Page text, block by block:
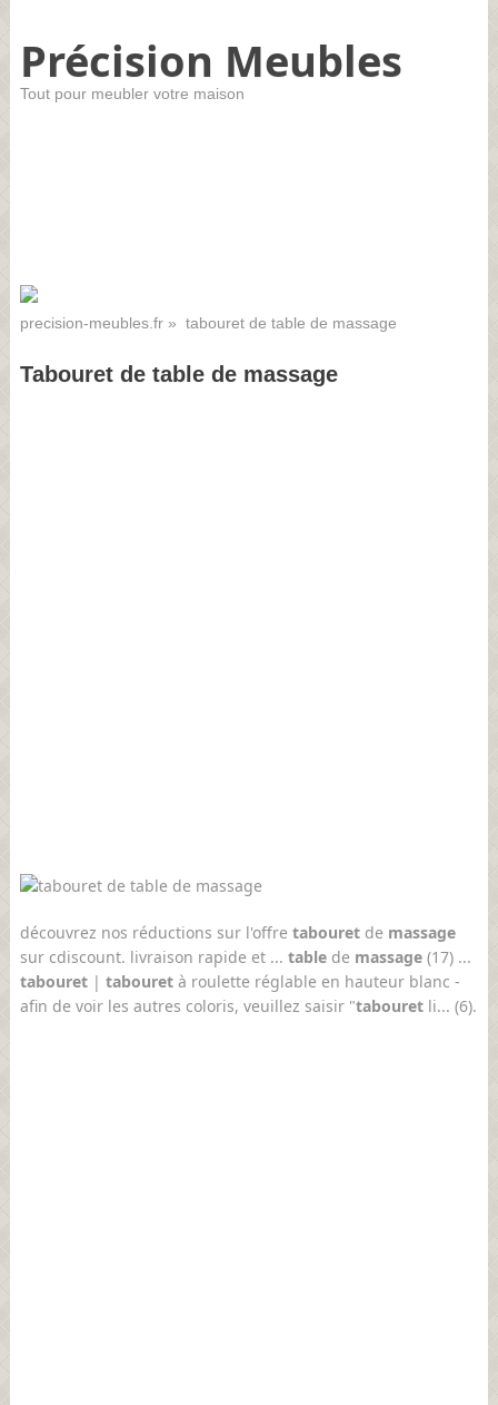
Précision Meubles
Tout pour meubler votre maison
precision-meubles.fr» tabouret de table de massage
Tabouret de table de massage
découvrez nos réductions sur l'offre tabouretde massage
sur cdiscount. livraison rapide et ... tablede massage(17) ...
tabouret| tabouretà roulette réglable en hauteur blanc -
afin de voir les autres coloris, veuillez saisir "tabouretli... (6).